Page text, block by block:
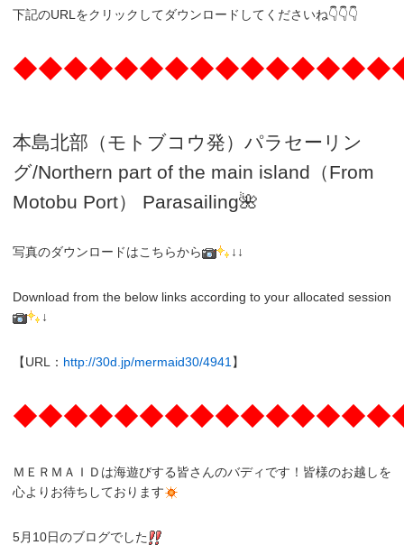
下記のURLをクリックしてダウンロードしてくださいね👇👇👇
本島北部（モトブコウ発）パラセーリン
グ/Northern part of the main island（From
Motobu Port）
Parasailing🌺
写真のダウンロードはこちらから ↓↓
Download from the below links according to your allocated session
↓
【URL： http://30d.jp/mermaid30/4941 】
ＭＥＲＭＡＩＤは海遊びする皆さんのバディです！皆様のお越しを
心よりお待ちしております
5月10日のブログでした